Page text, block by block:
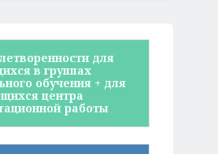
для
в группах
обучения + для
центра
работы